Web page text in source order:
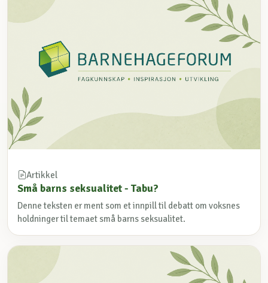
Artikkel
Små barns seksualitet - Tabu?
Denne teksten er ment som et innpill til debatt om voksnes
holdninger til temaet små barns seksualitet.